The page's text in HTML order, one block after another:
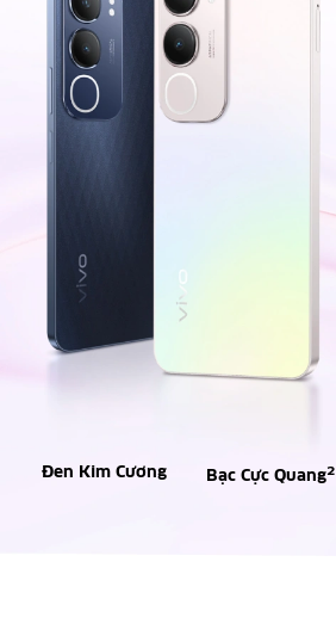
Đen Kim Cương Bạc Cực Quang2